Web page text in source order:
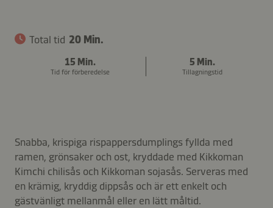
Total tid 20 Min.
15 Min.
Tid för förberedelse
5 Min.
Tillagningstid
Snabba, krispiga rispappersdumplings fyllda med
ramen, grönsaker och ost, kryddade med Kikkoman
Kimchi chilisås och Kikkoman sojasås. Serveras med
en krämig, kryddig dippsås och är ett enkelt och
gästvänligt mellanmål eller en lätt måltid.